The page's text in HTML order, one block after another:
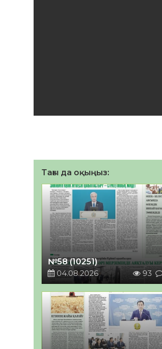
Тағы да оқыңыз:
№58 (10251)
04.08.2026
93